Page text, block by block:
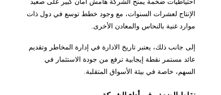
احتياطيات ضخمة يمنح الشركة هامش أمان كبير على صعيد
الإنتاج لعشرات السنوات، مع وجود خطط توسع في دول ذات
موارد غنية بالنحاس والمعادن الأخرى.
إلى جانب ذلك، يعتبر تاريخ الادارة في إدارة المخاطر وتقديم
عائد مستمر نقطة إيجابية ترفع من جودة الاستثمار في
السهم، خاصة في بيئة الأسواق المتقلبة.